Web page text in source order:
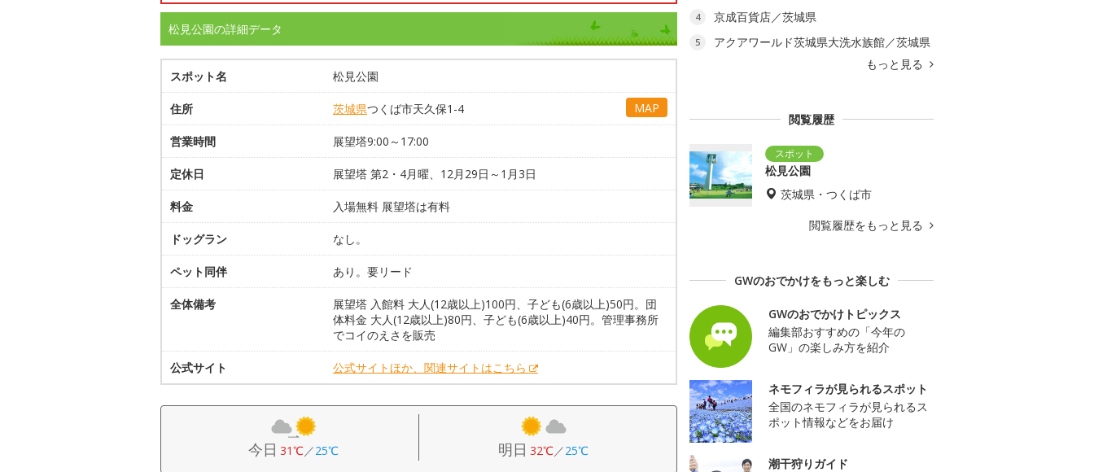
松見公園の詳細データ
スポット名 松見公園
住所 茨城県つくば市天久保1-4 MAP
営業時間 展望塔9:00～17:00
定休日 展望塔 第2・4月曜、12月29日～1月3日
料金 入場無料 展望塔は有料
ドッグラン なし。
ペット同伴 あり。要リード
全体備考
展望塔 入館料 大人(12歳以上)100円、子ども(6歳以上)50円。団
体料金 大人(12歳以上)80円、子ども(6歳以上)40円。管理事務所
でコイのえさを販売
公式サイト 公式サイトほか、関連サイトはこちら
今日 31℃／25℃ 明日 32℃／25℃
4 京成百貨店／茨城県
5
アクアワールド茨城県大洗水族館／茨城県
もっと見る
閲覧履歴
松見公園
茨城県・つくば市
閲覧履歴をもっと見る
GWのおでかけをもっと楽しむ
GWのおでかけトピックス
編集部おすすめの「今年の
GW」の楽しみ方を紹介
ネモフィラが見られるスポット
全国のネモフィラが見られるス
ポット情報などをお届け
潮干狩りガイド